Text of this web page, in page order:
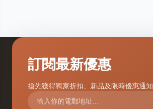
訂閱最新優惠
搶先獲得獨家折扣、新品及限時優惠通知